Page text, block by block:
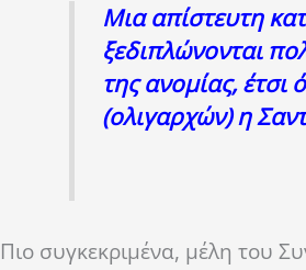
Μια απίστευτη
ξεδιπλώνονται
της ανομίας, έτσι
(ολιγαρχών) η
Πιο συγκεκριμένα, μέλη του